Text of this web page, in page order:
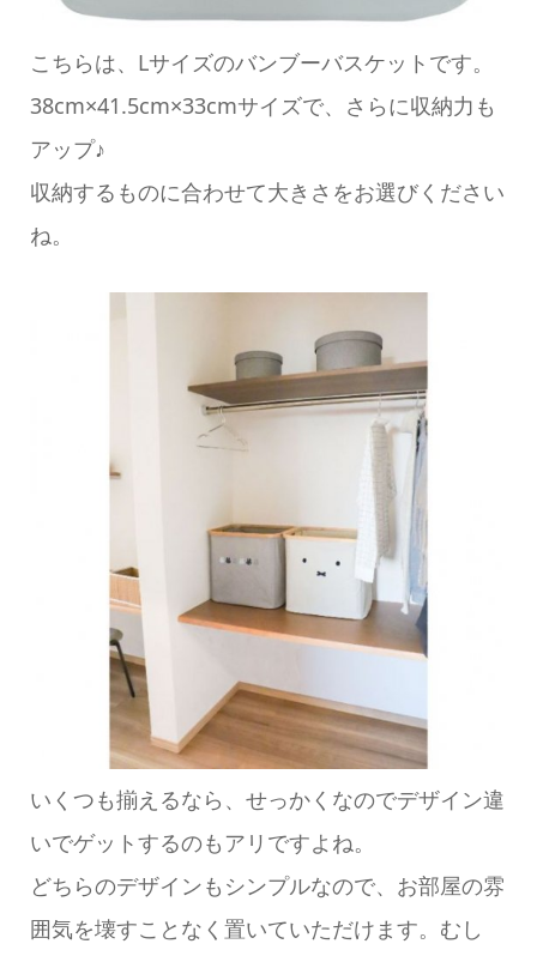
こちらは、Lサイズのバンブーバスケットです。
38cm×41.5cm×33cmサイズで、さらに収納力も
アップ♪
収納するものに合わせて大きさをお選びください
ね。
いくつも揃えるなら、せっかくなのでデザイン違
いでゲットするのもアリですよね。
どちらのデザインもシンプルなので、お部屋の雰
囲気を壊すことなく置いていただけます。むし